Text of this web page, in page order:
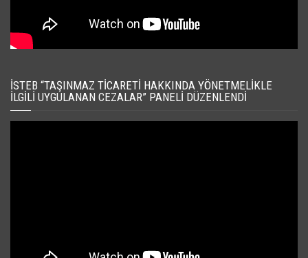
İSTEB “TAŞINMAZ TICARETI HAKKINDA YÖNETMELIKLE
İLGILI UYGULANAN CEZALAR” PANELI DÜZENLENDI